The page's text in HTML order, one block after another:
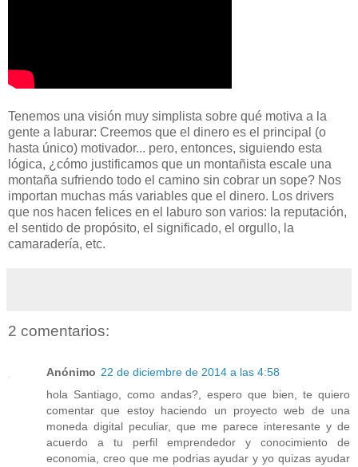
Tenemos una visión muy simplista sobre qué motiva a la
gente a laburar: Creemos que el dinero es el principal (o
hasta único) motivador... pero, entonces, siguiendo esta
lógica, ¿cómo justificamos que un montañista escale una
montaña sufriendo todo el camino sin cobrar un sope? Nos
importan muchas más variables que el dinero. Los drivers
que nos hacen felices en el laburo son varios: la reputación,
el sentido de propósito, el significado, el orgullo, la
camaradería, etc.
2 comentarios:
Anónimo 22 de diciembre de 2014 a las 4:58
hola Santiago, como andas?, espero que bien, te quiero
comentar que estoy haciendo un proyecto web de una
moneda digital peculiar, que me parece interesante y de
acuerdo a tu perfil emprendedor y conocimiento de
economia, creo que me podrias ayudar y yo quizas ayudar